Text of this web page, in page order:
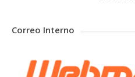
Correo Interno